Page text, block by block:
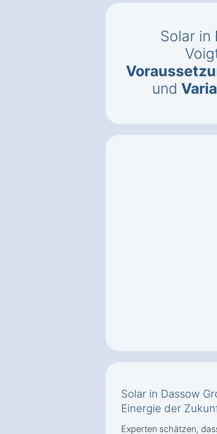
Solar in
und
Solar in Dassow
Einergie der
Experten schätzen,